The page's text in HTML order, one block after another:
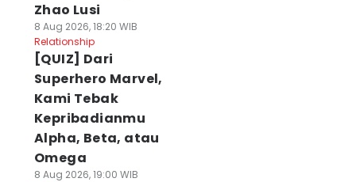
Zhao Lusi
8 Aug 2026, 18:20 WIB
Relationship
[QUIZ] Dari
Superhero Marvel,
Kami Tebak
Kepribadianmu
Alpha, Beta, atau
Omega
8 Aug 2026, 19:00 WIB